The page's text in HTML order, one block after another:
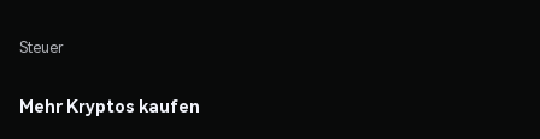
Steuer
Mehr Kryptos kaufen